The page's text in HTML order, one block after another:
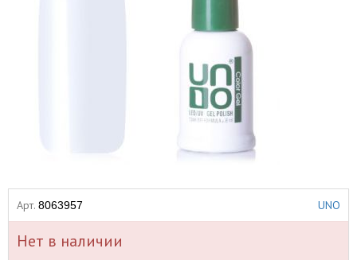
Арт. 8063957 UNO
Нет в наличии